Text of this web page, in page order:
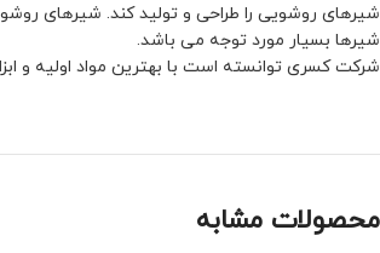
شیرهای روشویی را طراحی و تولید کند. شیرهای
شیرها بسیار مورد توجه می باشد.
شرکت کسری توانسته است با بهترین مواد اولیه و
محصولات مشابه